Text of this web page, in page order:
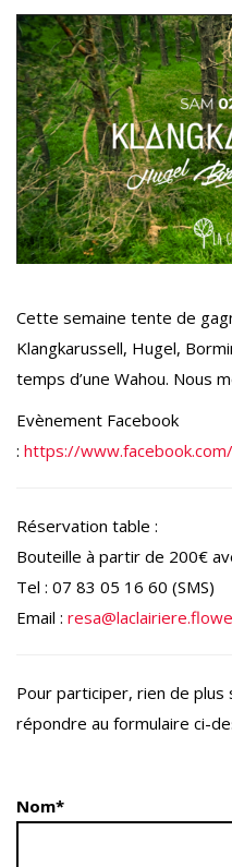
Cette semaine tente de
Klangkarussell, Hugel,
temps d’une Wahou. Nous
Evènement Facebook
: https://
Réservation table :
Bouteille à partir de 200€
Tel : 07 83 05 16 60 (SMS)
Email :
Pour participer, rien de
répondre au formulaire ci-
Nom*